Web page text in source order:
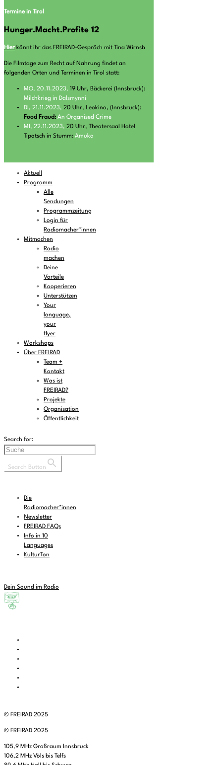
Termine in Tirol
Hunger.Macht.Profite 12
Hier könnt ihr das FREIRAD-Gespräch mit Tina Wirnsb
Die Filmtage zum Recht auf Nahrung findet an
folgenden Orten und Terminen in Tirol statt:
MO, 20.11.2023, 19 Uhr, Bäckerei (Innsbruck):
Milchkrieg in Dalsmynni
DI, 21.11.2023, 20 Uhr, Leokino, (Innsbruck):
Food Fraud: An Organised Crime
MI, 22.11.2023, 20 Uhr, Theatersaal Hotel
Tipotsch in Stumm: Amuka
Aktuell
Programm
Alle
Sendungen
Programmzeitung
Login für
Radiomacher*innen
Mitmachen
Radio
machen
Deine
Vorteile
Kooperieren
Unterstützen
Your
language,
your
flyer
Workshops
Über FREIRAD
Team +
Kontakt
Was ist
FREIRAD?
Projekte
Organisation
Öffentlichkeit
Search for:
Search Button
Die
Radiomacher*innen
Newsletter
FREIRAD FAQs
Info in 10
Languages
KulturTon
Dein Sound im Radio
© FREIRAD 2025
© FREIRAD 2025
105,9 MHz Großraum Innsbruck
106,2 MHz Völs bis Telfs